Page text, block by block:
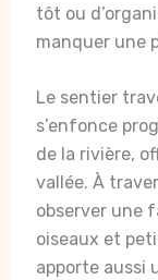
tôt ou
manquer une
Le sentier
s’enfonce
de la rivière,
vallée. À
observer une
oiseaux et
apporte aussi